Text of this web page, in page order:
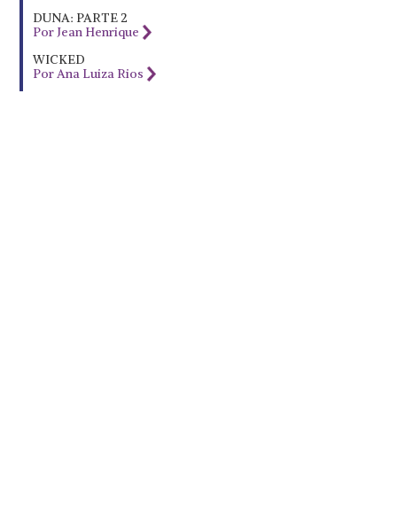
DUNA: PARTE 2
Por Jean Henrique
WICKED
Por Ana Luiza Rios